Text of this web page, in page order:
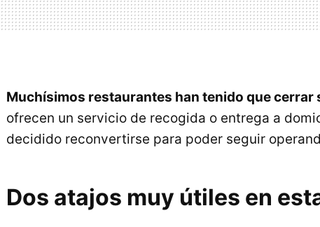
Muchísimos restaurantes han tenido que cerrar
ofrecen un servicio de recogida o entrega a
decidido reconvertirse para poder seguir
Dos atajos muy útiles en